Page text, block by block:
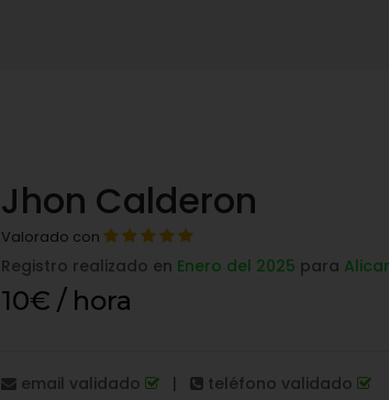
Jhon Calderon
Valorado con
Registro realizado en Enero del 2025 para
10€ / hora
email validado | teléfono validado